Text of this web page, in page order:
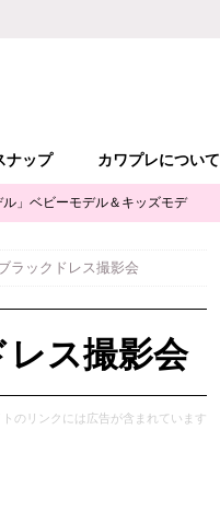
ナップ カワプレについて
」ベビーモデル＆キッズモデ
ュニアモデル募集 キッズモ
デル募集｜兵庫 キッズモデ
ズモデル募集｜関東東京 キ
ラックドレス撮影会
ス撮影会
トのリンクには広告が含まれています